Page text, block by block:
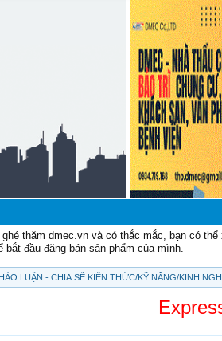
ghé thăm dmec.vn và có thắc mắc, bạn có
bắt đầu đăng bán sản phẩm của mình.
LUẬN - CHIA SẼ KIẾN THỨC/KỸ NĂNG/KINH